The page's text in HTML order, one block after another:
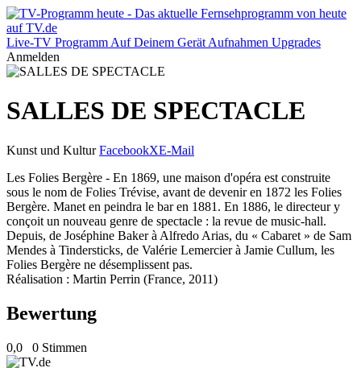
Live-TV Programm Auf Deinem Gerät Aufnahmen Upgrades
Anmelden
SALLES DE SPECTACLE
Kunst und Kultur FacebookXE-Mail
Les Folies Bergère - En 1869, une maison d'opéra est construite
sous le nom de Folies Trévise, avant de devenir en 1872 les Folies
Bergère. Manet en peindra le bar en 1881. En 1886, le directeur y
conçoit un nouveau genre de spectacle : la revue de music-hall.
Depuis, de Joséphine Baker à Alfredo Arias, du « Cabaret » de Sam
Mendes à Tindersticks, de Valérie Lemercier à Jamie Cullum, les
Folies Bergère ne désemplissent pas.
Réalisation : Martin Perrin (France, 2011)
Bewertung
0,0 0 Stimmen